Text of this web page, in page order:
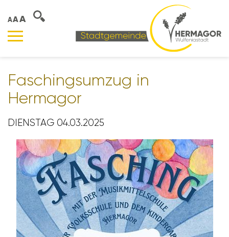
AAA
Faschings­umzug in
Hermagor
DIENSTAG 04.03.2025